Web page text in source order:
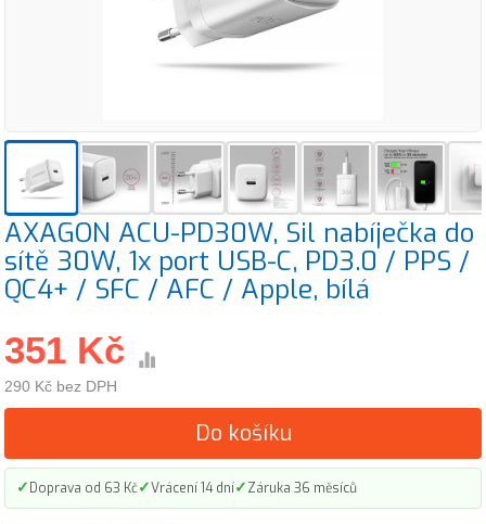
AXAGON ACU-PD30W, Sil nabíječka do
sítě 30W, 1x port USB-C, PD3.0 / PPS /
QC4+ / SFC / AFC / Apple, bílá
351 Kč
290 Kč bez DPH
Do košíku
✓Doprava od 63 Kč✓Vrácení 14 dní✓Záruka 36 měsíců